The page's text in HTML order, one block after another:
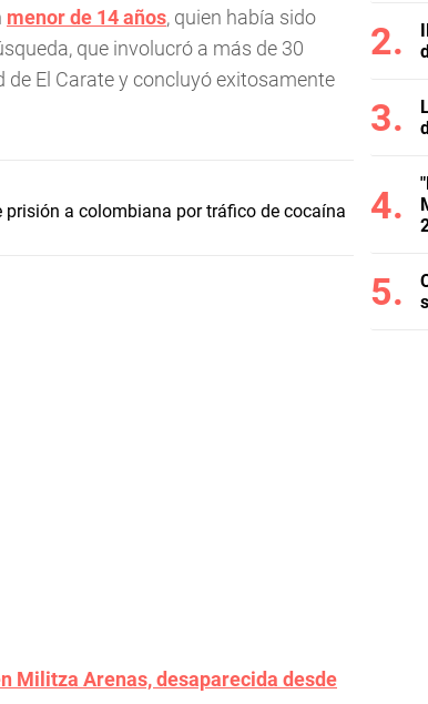
menor de 14 años, quien había sido
que involucró a más de 30
de El Carate y concluyó exitosamente
prisión a colombiana por tráfico de cocaína
Militza Arenas, desaparecida desde